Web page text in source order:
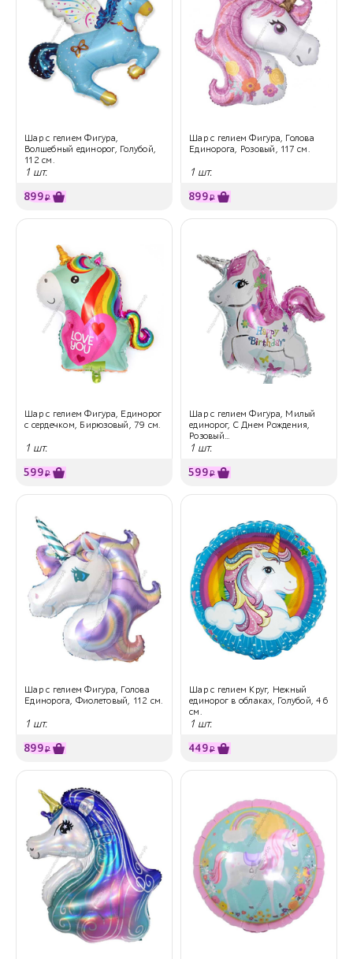
Шар с гелием Фигура,
Волшебный единорог, Голубой,
112 см.
1 шт.
899₽
Шар с гелием Фигура, Голова
Единорога, Розовый, 117 см.
1 шт.
899₽
Шар с гелием Фигура, Единорог
с сердечком, Бирюзовый, 79 см.
1 шт.
599₽
Шар с гелием Фигура, Милый
единорог, С Днем Рождения,
Розовый...
1 шт.
599₽
Шар с гелием Фигура, Голова
Единорога, Фиолетовый, 112 см.
1 шт.
899₽
Шар с гелием Круг, Нежный
единорог в облаках, Голубой, 46
см.
1 шт.
449₽